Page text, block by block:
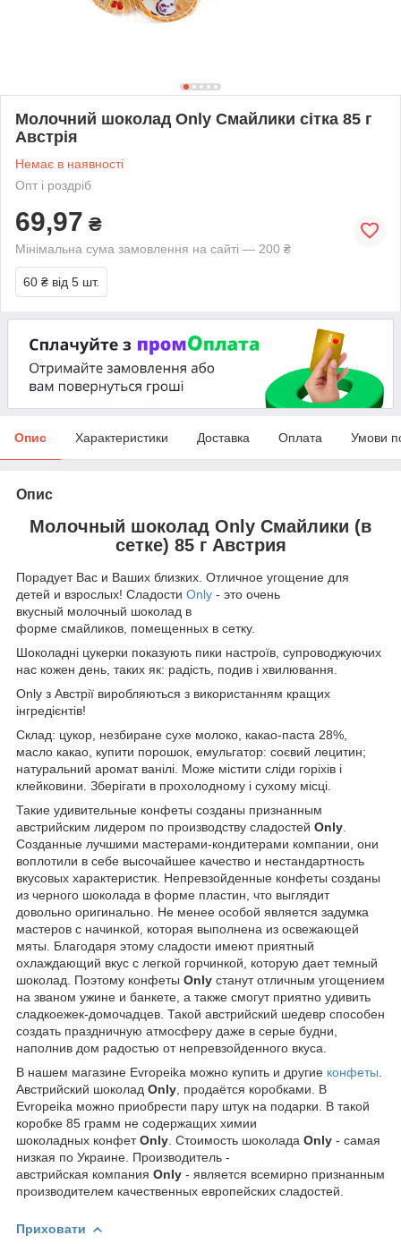
Молочний шоколад Only Смайлики сітка 85 г
Австрія
Немає в наявності
Опт і роздріб
69,97 ₴
Мінімальна сума замовлення на сайті — 200 ₴
60 ₴ від 5 шт.
Опис Характеристики Доставка Оплата Умови
Опис
Молочный шоколад Only Смайлики (в
сетке) 85 г Австрия
Порадует Вас и Ваших близких. Отличное угощение для
детей и взрослых! Сладости Only - это очень
вкусный молочный шоколад в
форме смайликов, помещенных в сетку.
Шоколадні цукерки показують пики настроїв, супроводжуючих
нас кожен день, таких як: радість, подив і хвилювання.
Only з Австрії виробляються з використанням кращих
інгредієнтів!
Склад: цукор, незбиране сухе молоко, какао-паста 28%,
масло какао, купити порошок, емульгатор: соєвий лецитин;
натуральний аромат ванілі. Може містити сліди горіхів і
клейковини. Зберігати в прохолодному і сухому місці.
Такие удивительные конфеты созданы признанным
австрийским лидером по производству сладостей Only
Созданные лучшими мастерами-кондитерами компании, они
воплотили в себе высочайшее качество и нестандартность
вкусовых характеристик. Непревзойденные конфеты созданы
из черного шоколада в форме пластин, что выглядит
довольно оригинально. Не менее особой является задумка
мастеров с начинкой, которая выполнена из освежающей
мяты. Благодаря этому сладости имеют приятный
охлаждающий вкус с легкой горчинкой, которую дает темный
шоколад. Поэтому конфеты Only станут отличным угощением
на званом ужине и банкете, а также смогут приятно удивить
сладкоежек-домочадцев. Такой австрийский шедевр способен
создать праздничную атмосферу даже в серые будни,
наполнив дом радостью от непревзойденного вкуса.
В нашем магазине Evropeika можно купить и другие конфеты
Австрийский шоколад Only , продаётся коробками. В
Evropeika можно приобрести пару штук на подарки. В такой
коробке 85 грамм не содержащих химии
шоколадных конфетOnly . Стоимость шоколада Only - самая
низкая по Украине. Производитель -
австрийская компания Only - является всемирно признанным
производителем качественных европейских сладостей.
Приховати